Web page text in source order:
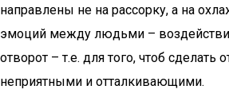
направлены не на рассорку, а на
эмоций между людьми –
отворот – т.е. для того, чтоб сделать
неприятными и отталкивающими.